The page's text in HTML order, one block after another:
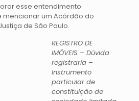
esse entendimento
mencionar um Acórdão do
de São Paulo.
REGISTRO DE
IMÓVEIS – Dúvida
registraria –
Instrumento
particular de
constituição de